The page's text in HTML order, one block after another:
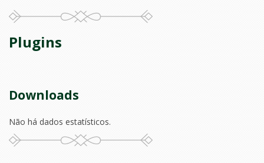
Plugins
Downloads
Não há dados estatísticos.